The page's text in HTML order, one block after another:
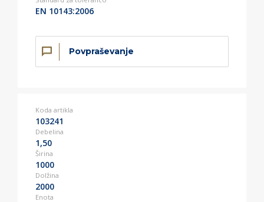
EN 10143:2006
Povpraševanje
Koda artikla
103241
Debelina
1,50
Širina
1000
Dolžina
2000
Enota